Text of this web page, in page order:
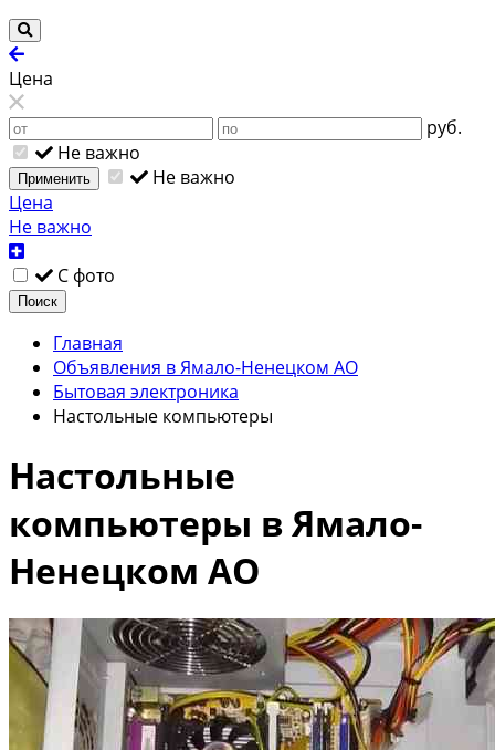
Цена
руб.
Не важно
Применить
Не важно
Цена
Не важно
С фото
Поиск
Главная
Объявления в Ямало-Ненецком АО
Бытовая электроника
Настольные компьютеры
Настольные
компьютеры в Ямало-
Ненецком АО